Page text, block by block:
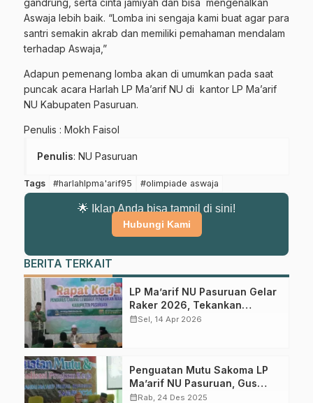
Pasuruan
Dapatkan info kegiatan, kajian, dan berita terbaru langsung dari
sumber resmi NU Pasuruan.
Join Sekarang
gandrung, serta cinta jamiyah dan bisa mengenalkan
Aswaja lebih baik. “Lomba ini sengaja kami buat agar para
santri semakin akrab dan memiliki pemahaman mendalam
terhadap Aswaja,”
Adapun pemenang lomba akan di umumkan pada saat
puncak acara Harlah LP Ma’arif NU di kantor LP Ma’arif
NU Kabupaten Pasuruan.
Penulis : Mokh Faisol
Penulis: NU Pasuruan
Tags #harlahlpma'arif95 #olimpiade aswaja
🌟 Iklan Anda bisa tampil di sini!
Hubungi Kami
BERITA TERKAIT
LP Ma’arif NU Pasuruan Gelar
Raker 2026, Tekankan
Program Berkelanjutan
calendar_monthSel, 14 Apr 2026
Penguatan Mutu Sakoma LP
Ma’arif NU Pasuruan, Gus
Taufiq Tekankan Mabadi
calendar_monthRab, 24 Des 2025